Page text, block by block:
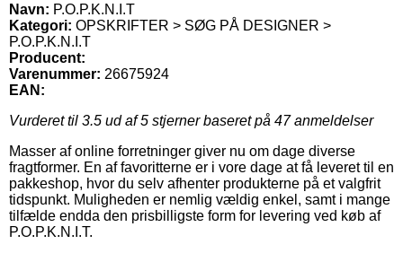
Navn: P.O.P.K.N.I.T
Kategori: OPSKRIFTER > SØG PÅ DESIGNER >
P.O.P.K.N.I.T
Producent:
Varenummer: 26675924
EAN:
Vurderet til 3.5 ud af 5 stjerner baseret på 47anmeldelser
Masser af online forretninger giver nu om dage diverse
fragtformer. En af favoritterne er i vore dage at få leveret til en
pakkeshop, hvor du selv afhenter produkterne på et valgfrit
tidspunkt. Muligheden er nemlig vældig enkel, samt i mange
tilfælde endda den prisbilligste form for levering ved køb af
P.O.P.K.N.I.T.